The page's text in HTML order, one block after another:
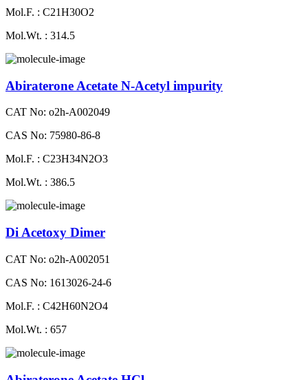
Mol.F. : C21H30O2
Mol.Wt. : 314.5
Abiraterone Acetate N-Acetyl impurity
CAT No: o2h-A002049
CAS No: 75980-86-8
Mol.F. : C23H34N2O3
Mol.Wt. : 386.5
Di Acetoxy Dimer
CAT No: o2h-A002051
CAS No: 1613026-24-6
Mol.F. : C42H60N2O4
Mol.Wt. : 657